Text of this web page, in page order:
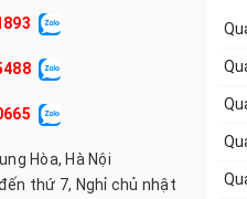
Hòa, Hà Nội
thứ 7, Nghỉ chủ nhật